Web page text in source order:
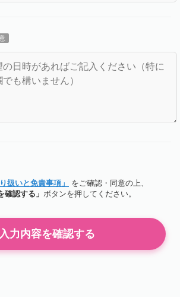
扱いと免責事項」
をご確認・同意の上、
確認する」 ボタンを押してください。
入力内容を確認する